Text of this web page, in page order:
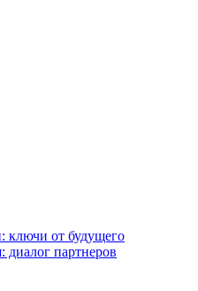
ключи от будущего
диалог партнеров